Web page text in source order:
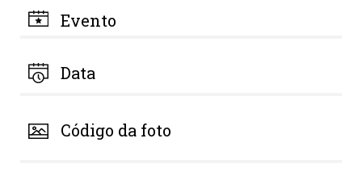
Evento
Data
Código da foto